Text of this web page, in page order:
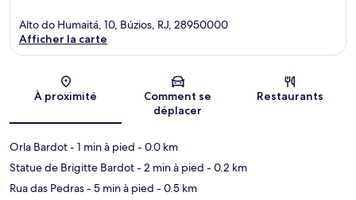
Carte
Alto do Humaitá, 10, Búzios, RJ, 28950000
Afficher la carte
À proximité
Comment se
déplacer
Restaurants
Orla Bardot- 1 min à pied - 0.0 km
Statue de Brigitte Bardot- 2 min à pied - 0.2 km
Rua das Pedras- 5 min à pied - 0.5 km